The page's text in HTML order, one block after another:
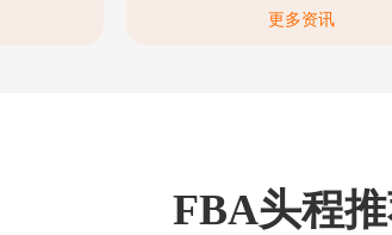
更多资讯
FBA头程